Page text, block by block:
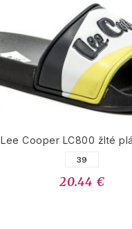
Lee Cooper LC800 žlté
39
20.44 €